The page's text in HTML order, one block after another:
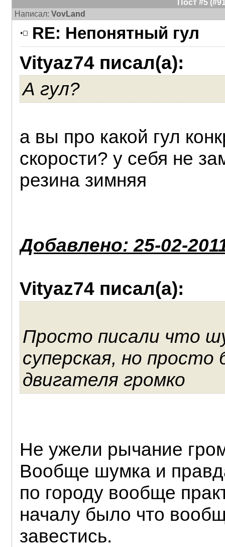
Пост #5
Написал: VovLand
RE: Непонятный гул
Vityaz74 писал(а):
А гул?
а вы про какой гул
скорости? у себя не
резина зимняя
Добавлено: 25-02-
Vityaz74 писал(а):
Просто писали что
суперская, но
двигателя громко
Не ужели рычание
Вообще шумка и
по городу вообще
началу было что
завестись.